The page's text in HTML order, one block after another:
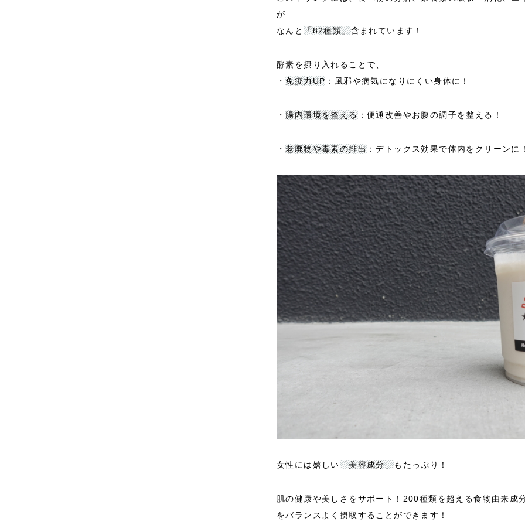
が
なんと「82種類」含まれています！
酵素を摂り入れることで、
・免疫力UP ：風邪や病気になりにくい身体に！
・腸内環境を整える：便通改善やお腹の調子を整える！
・老廃物や毒素の排出 ：デトックス効果で体内をクリーンに
女性には嬉しい「美容成分」もたっぷり！
肌の健康や美しさをサポート！200種類を超える食物由来成
をバランスよく摂取することができます！